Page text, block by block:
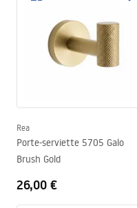
Rea
Porte-serviette 5705 Galo
Brush Gold
26,00 €